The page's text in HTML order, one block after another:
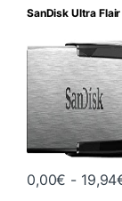
SanDisk Ultra Flair
0,00€ - 19,94
Este producto